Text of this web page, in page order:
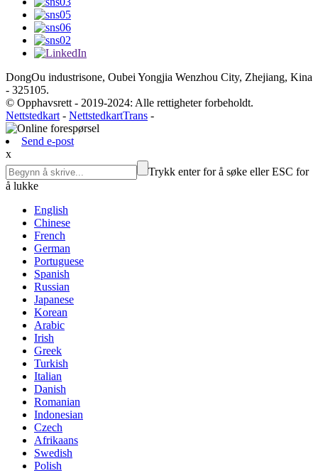
DongOu industrisone, Oubei Yongjia Wenzhou City, Zhejiang, Kina
- 325105.
© Opphavsrett - 2019-2024: Alle rettigheter forbeholdt.
Nettstedkart - NettstedkartTrans -
Send e-post
x
Trykk enter for å søke eller ESC for
å lukke
English
Chinese
French
German
Portuguese
Spanish
Russian
Japanese
Korean
Arabic
Irish
Greek
Turkish
Italian
Danish
Romanian
Indonesian
Czech
Afrikaans
Swedish
Polish